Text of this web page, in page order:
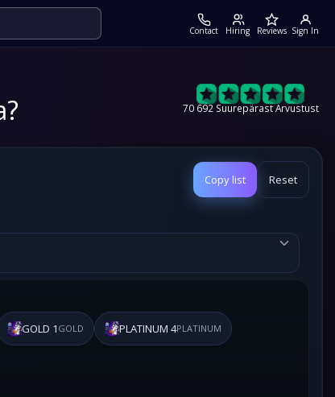
Contact Hiring Reviews Sign In
70 692 Suurepärast Arvustust
Copy list Reset
GOLD 1 GOLD PLATINUM 4PLATINUM